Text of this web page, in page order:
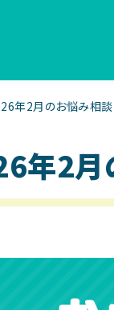
年2月のお悩み相
年2月